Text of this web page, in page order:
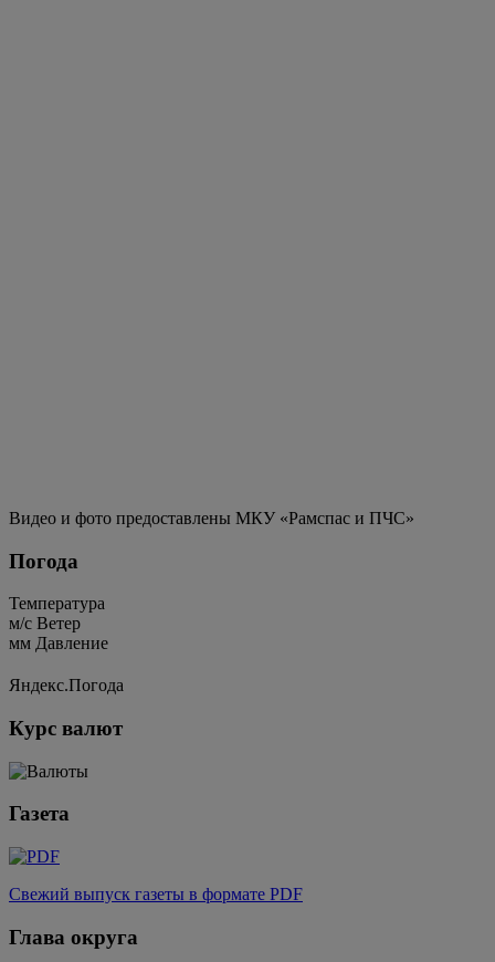
Видео и фото предоставлены МКУ «Рамспас и ПЧС»
Погода
Температура
м/c Ветер
мм Давление
Яндекс.Погода
Курс валют
Газета
Свежий выпуск газеты в формате PDF
Глава округа